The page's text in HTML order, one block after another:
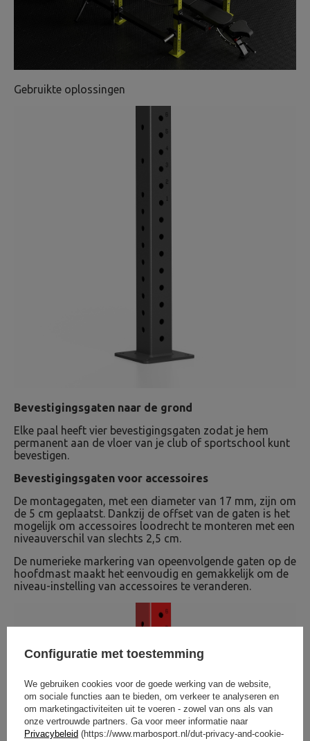
Gebruikte oplossingen
Bevestigingsgaten naar de grond
Elke paal heeft vier bevestigingsgaten zodat je hem
permanent aan de vloer van je club of sportschool kunt
bevestigen.
Bevestigingsgaten voor accessoires
De montagegaten, met een diameter van 17 mm, zijn om
de 5 cm geplaatst. Dankzij de offset van de gaten is het
mogelijk om accessoires loodrecht te monteren met een
niveauverschil van slechts 2,5 cm.
De numerieke markering van opeenvolgende gaten op de
hoofdmast maakt het eenvoudig en gemakkelijk om de
niveau-instelling van accessoires te veranderen.
Configuratie met toestemming
We gebruiken cookies voor de goede werking van de website,
om sociale functies aan te bieden, om verkeer te analyseren en
om marketingactiviteiten uit te voeren - zowel van ons als van
onze vertrouwde partners. Ga voor meer informatie naar
Privacybeleid (https://www.marbosport.nl/dut-privacy-and-cookie-